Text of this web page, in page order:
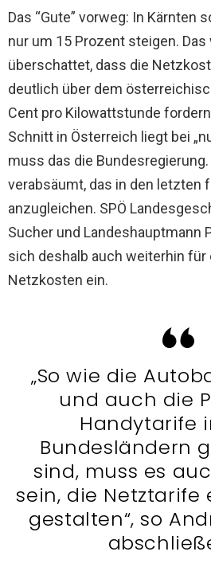
Das “Gute” vorweg: In Kärnten
nur um 15 Prozent steigen. Das
überschattet, dass die
deutlich über dem
Cent pro Kilowattstunde
Schnitt in Österreich liegt bei
muss das die
verabsäumt, das in den letzten
anzugleichen. SPÖ
Sucher und Landeshauptmann
sich deshalb auch weiterhin für
Netzkosten ein.
„So wie die
und auch die
Handytarife
Bundesländern
sind, muss es
sein, die Netztarife
gestalten“, so